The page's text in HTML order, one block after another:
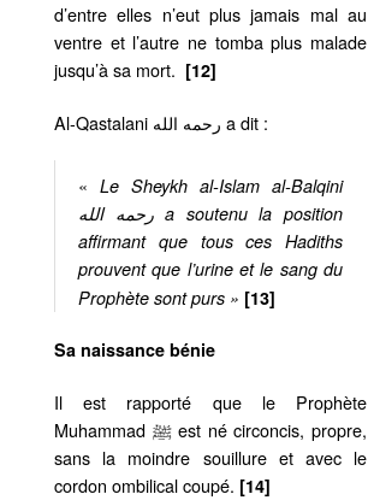
d’entre elles n’eut plus jamais mal au
ventre et l’autre ne tomba plus malade
jusqu’à sa mort. [12]
Al-Qastalani رحمه الله a dit :
« Le Sheykh al-Islam al-Balqini
رحمه الله a soutenu la position
affirmant que tous ces Hadiths
prouvent que l’urine et le sang du
Prophète sont purs » [13]
Sa naissance bénie
Il est rapporté que le Prophète
Muhammad ﷺ est né circoncis, propre,
sans la moindre souillure et avec le
cordon ombilical coupé. [14]